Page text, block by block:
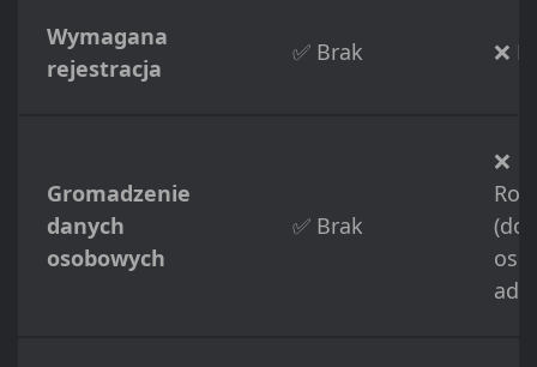
Wymagana
rejestracja
✅ Brak ❌
Gromadzenie
danych
osobowych
✅ Brak
❌